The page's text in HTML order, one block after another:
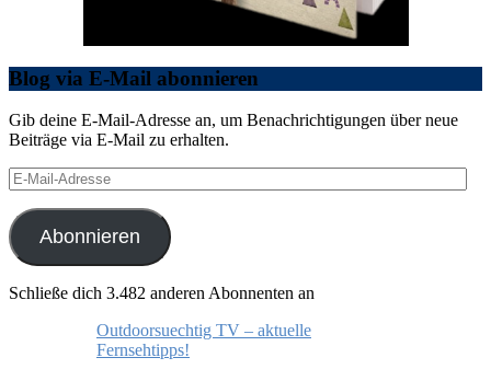
Blog via E-Mail abonnieren
Gib deine E-Mail-Adresse an, um Benachrichtigungen über neue
Beiträge via E-Mail zu erhalten.
E-
Mail-
Adresse
Abonnieren
Schließe dich 3.482 anderen Abonnenten an
Outdoorsuechtig TV – aktuelle
Fernsehtipps!